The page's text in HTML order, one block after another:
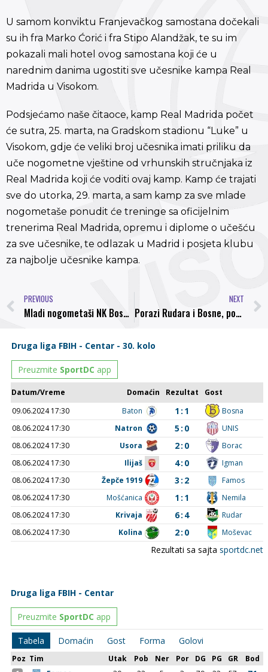
U samom konviktu Franjevačkog samostana dočekali
su ih fra Marko Ćorić i fra Stipo Alandžak, te su im
pokazali mali hotel ovog samostana koji će u
narednim danima ugostiti sve učesnike kampa Real
Madrida u Visokom.
Podsjećamo naše čitaoce, kamp Real Madrida počet
će sutra, 25. marta, na Gradskom stadionu “Luke” u
Visokom, gdje će veliki broj učesnika imati priliku da
uče nogometne vještine od vrhunskih stručnjaka iz
Real Madrida koji će voditi ovaj kamp. Kamp će trajati
sve do utorka, 29. marta, a sam kamp za sve mlade
nogometaše ponudit će treninge sa oficijelnim
trenerima Real Madrida, opremu i diplome o učešću
za sve učesnike, te odlazak u Madrid i posjeta klubu
za najbolje učesnike kampa.
PREVIOUS
Mladi nogometaši NK Bosna Visoko otputovali na međunarodni nogometni turnir u Berlin
NEXT
Porazi Rudara i Bosne, pobjeda Novog Travnika